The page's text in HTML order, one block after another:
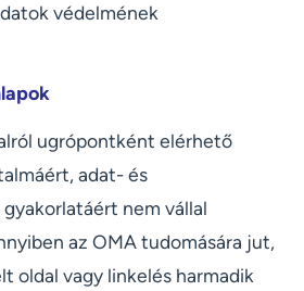
védelmének
ugrópontként elérhető
adat- és
nem vállal
az OMA tudomására jut,
oldal vagy linkelés harmadik